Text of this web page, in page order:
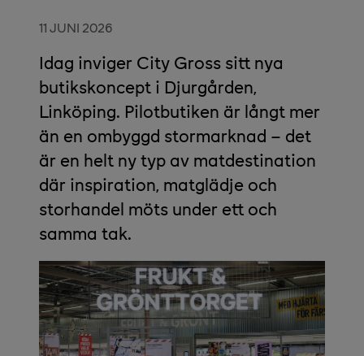
11 JUNI 2026
Idag inviger City Gross sitt nya
butikskoncept i Djurgården,
Linköping. Pilotbutiken är långt mer
än en ombyggd stormarknad – det
är en helt ny typ av matdestination
där inspiration, matglädje och
storhandel möts under ett och
samma tak.